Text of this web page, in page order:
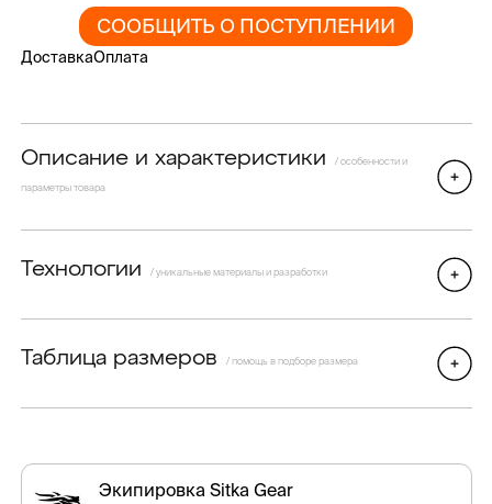
СООБЩИТЬ О ПОСТУПЛЕНИИ
ДоставкаОплата
Описание и характеристики / особенности и
параметры товара
Технологии / уникальные материалы и разработки
Таблица размеров / помощь в подборе размера
Экипировка Sitka Gear